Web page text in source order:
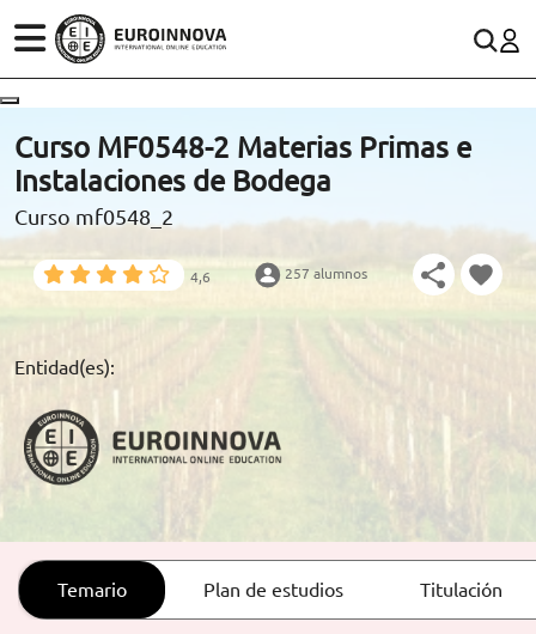
ÁREAS
ESTUDIOS
CONOCE EUROINNOVA
RECURSOS EDUCATIVOS
ARTÍCULOS
(+34)958 050 200(gratuito en España)
900 831 200
formacion@euroinnova.com
TRABAJA CON NOSOTROS
Curso MF0548-2 Materias Primas e
Instalaciones de Bodega
Curso mf0548_2
4,6 257 alumnos
Entidad(es):
Temario Plan de estudios Titulación